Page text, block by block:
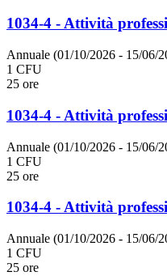
1034-4 - Attività
Annuale (01/10/2026 - 15/06/
1 CFU
25 ore
1034-4 - Attività
Annuale (01/10/2026 - 15/06/
1 CFU
25 ore
1034-4 - Attività
Annuale (01/10/2026 - 15/06/
1 CFU
25 ore